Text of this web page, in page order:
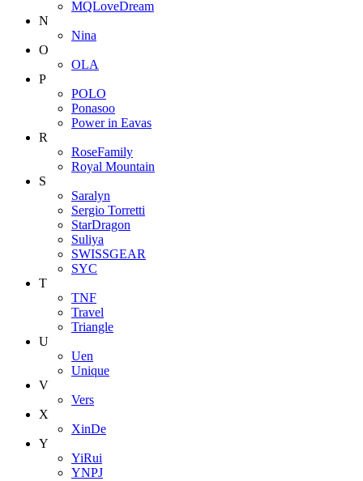
MQLoveDream
N
Nina
O
OLA
P
POLO
Ponasoo
Power in Eavas
R
RoseFamily
Royal Mountain
S
Saralyn
Sergio Torretti
StarDragon
Suliya
SWISSGEAR
SYC
T
TNF
Travel
Triangle
U
Uen
Unique
V
Vers
X
XinDe
Y
YiRui
YNPJ